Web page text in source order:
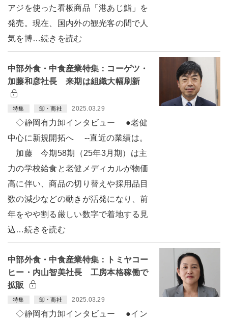
アジを使った看板商品「港あじ鮨」を
発売。現在、国内外の観光客の間で人
気を博…続きを読む
中部外食・中食産業特集：コーゲツ・
加藤和彦社長 来期は組織大幅刷新
特集 卸・商社 2025.03.29
◇静岡有力卸インタビュー ●老健
中心に新規開拓へ --直近の業績は。
加藤 今期58期（25年3月期）は主
力の学校給食と老健メディカルが物価
高に伴い、商品の切り替えや採用品目
数の減少などの動きが活発になり、前
年をやや割る厳しい数字で着地する見
込…続きを読む
中部外食・中食産業特集：トミヤコー
ヒー・内山智美社長 工房本格稼働で
拡販
特集 卸・商社 2025.03.29
◇静岡有力卸インタビュー ●イン